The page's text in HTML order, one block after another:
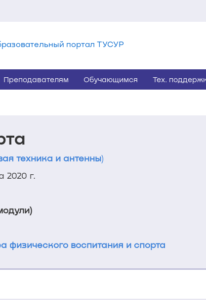
портал ТУСУР
Преподавателям Обучающимся Тех.
техника и антенны)
г.
физического воспитания и спорта